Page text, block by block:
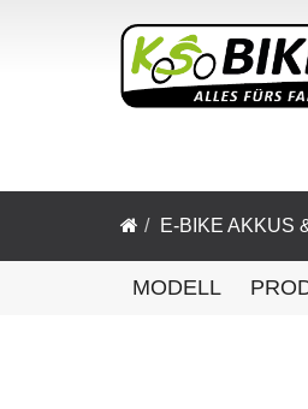
E-BIKE AKKUS
MODELL